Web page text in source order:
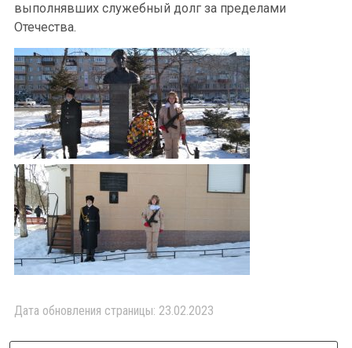
выполнявших служебный долг за пределами
Отечества.
Дата обновления страницы: 23.02.2023